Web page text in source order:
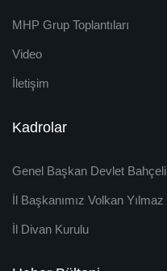
MHP Grup Toplantıları
Video
İletişim
Kadrolar
Genel Başkan Devlet Bahçeli
İl Başkanımız Volkan Yılmaz
İl Divan Kurulu